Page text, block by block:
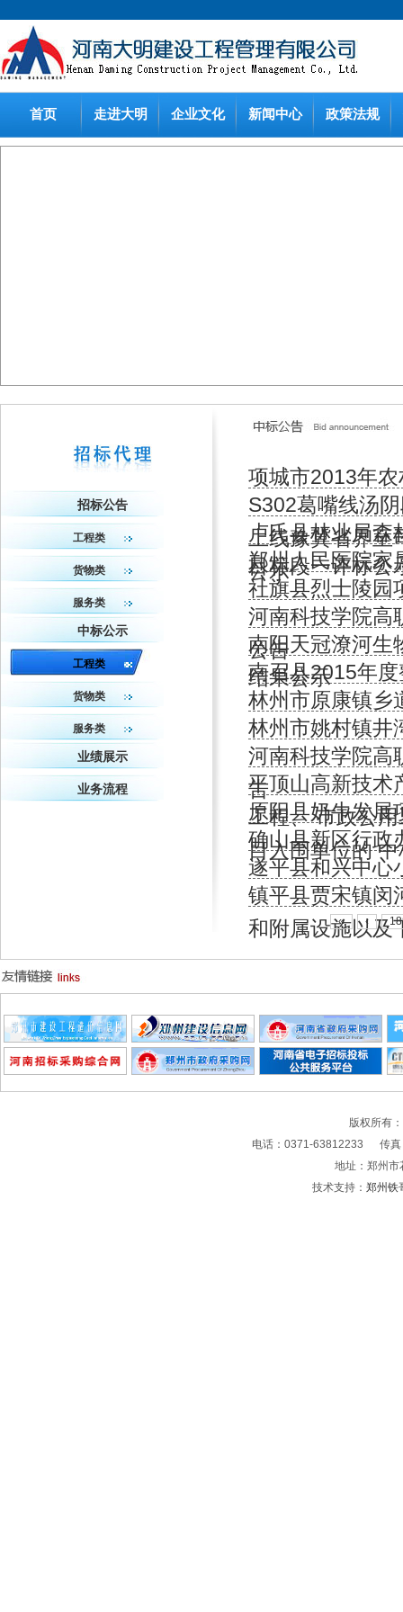
首页 走进大明 企业文化 新闻中心 政策法规
项城市2013年
S302葛嘴线汤
上线豫冀省界至
公示
卢氏县林业局森
目标段一评标公
郑州人民医院家
社旗县烈士陵园
河南科技学院高
公告
南阳天冠潦河生
结果公示
南召县2015年
林州市原康镇乡
林州市姚村镇井
河南科技学院高
告
平顶山高新技术
工程、 市政公
目入围单位的
原阳县奶牛发展
确山县新区行政
遂平县和兴中心
镇平县贾宋镇闵
和附属设施以及
« ‹
招标公告
工程类
货物类
服务类
中标公示
工程类
货物类
服务类
业绩展示
业务流程
版权所有
电话：0371-63812233 传
地址：郑州
技术支持： 郑州铁